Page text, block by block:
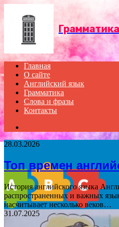
Грамматика
Главная
О сайте
Английский язык
Грамматика
Слова и фразы
Контакты
for
28.03.2026
Топ времен
История английского языка
распространенных и важных
насчитывает несколько веков…
31.07.2025